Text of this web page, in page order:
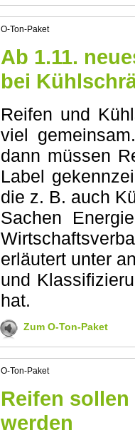
O-Ton-Paket
Ab 1.11.
bei
Reifen und
viel
dann müssen
Label
die z. B. auch
Sachen
erläutert unter
und
hat.
Zum O-Ton-Paket
O-Ton-Paket
Reifen
werden